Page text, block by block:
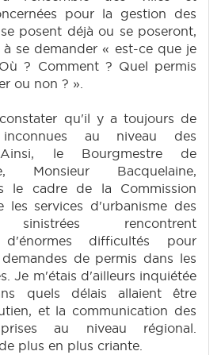
pour la gestion des
posent déjà ou se poseront,
se demander « est-ce que je
? Comment ? Quel permis
ou non ? ».
qu'il y a toujours de
inconnues au niveau des
Ainsi, le Bourgmestre de
Monsieur Bacquelaine,
le cadre de la Commission
les services d'urbanisme des
sinistrées rencontrent
d'énormes difficultés pour
de permis dans les
Je m'étais d'ailleurs inquiétée
quels délais allaient être
et la communication des
au niveau régional.
plus en plus criante.